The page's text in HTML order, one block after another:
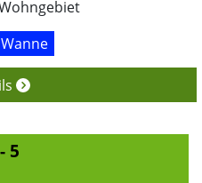
Wanne
5